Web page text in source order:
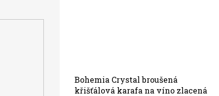
Bohemia Crystal broušená
křišťálová karafa na víno zlacená